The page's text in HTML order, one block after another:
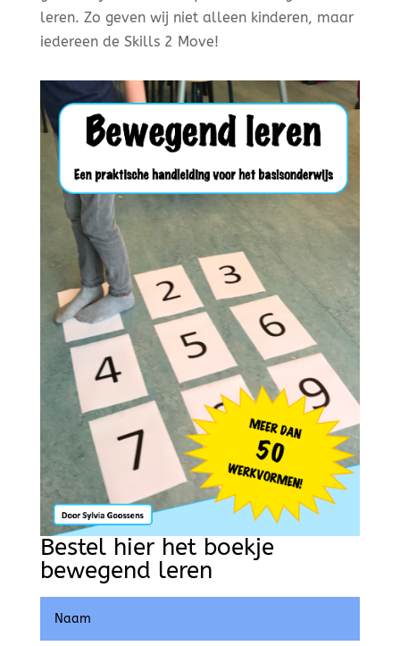
leren. Zo geven wij niet alleen kinderen, maar
iedereen de Skills 2 Move!
Bestel hier het boekje
bewegend leren